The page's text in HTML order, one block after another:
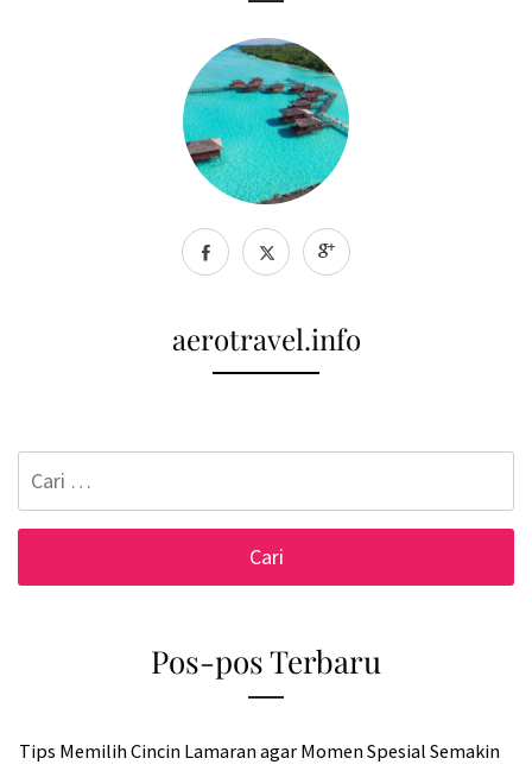
aerotravel.info
Pos-pos Terbaru
Tips Memilih Cincin Lamaran agar Momen Spesial Semakin